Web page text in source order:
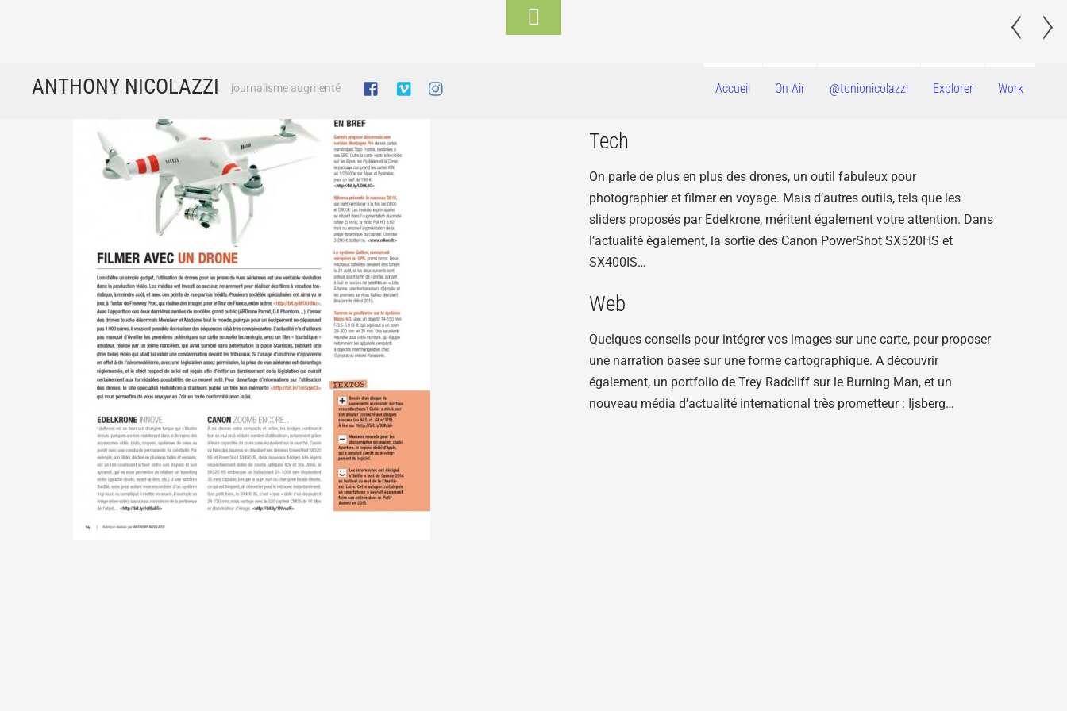
ANTHONY NICOLAZZI journalisme augmenté Accueil On Air @tonionicolazzi Explorer Work
GR398 // septembre 2014
Tech
On parle de plus en plus des drones, un outil fabuleux pour
photographier et filmer en voyage. Mais d’autres outils, tels que les
sliders proposés par Edelkrone, méritent également votre attention. Dans
l’actualité également, la sortie des Canon PowerShot SX520HS et
SX400IS…
Web
Quelques conseils pour intégrer vos images sur une carte, pour proposer
une narration basée sur une forme cartographique. A découvrir
également, un portfolio de Trey Radcliff sur le Burning Man, et un
nouveau média d’actualité international très prometteur : Ijsberg…
Toggle
Footer